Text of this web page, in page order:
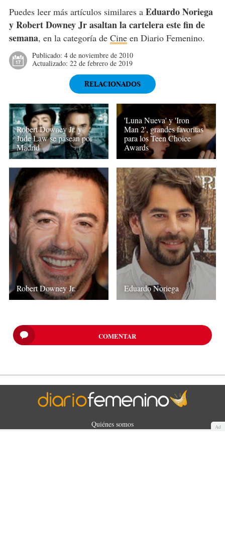
Puedes leer más artículos similares a Eduardo Noriega
y Robert Downey Jr asaltan la cartelera este fin de
semana, en la categoría de Cineen Diario Femenino.
Publicado: 4 de noviembre de 2010
Actualizado: 22 de febrero de 2019
RELACIONADOS
Robert Downey Jr. y
Jude Law se pasean por
Madrid
'Luna Nueva' y 'Iron
Man 2', grandes favoritas
para los Teen Choice
Awards
Robert Downey Jr. Eduardo Noriega
COMENTAR
Ad
Quiénes somos